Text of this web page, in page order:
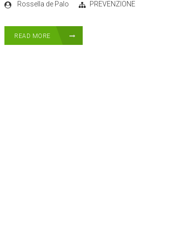
Rossella de Palo PREVENZIONE
READ MORE